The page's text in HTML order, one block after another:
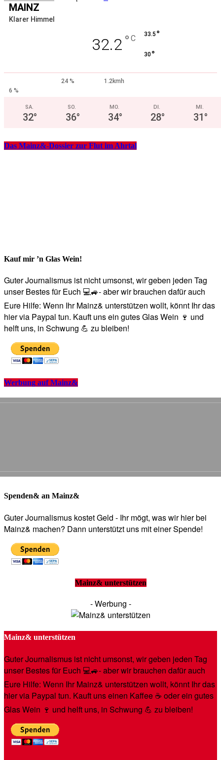
MAINZ
Klarer Himmel
32.2 ° C 33.5 °
30°
24 %
1.2kmh
6 %
SA.
32°
SO.
36°
MO.
34°
DI.
28°
MI.
31°
Das Mainz&-Dossier zur Flut im Ahrtal
Kauf mir ’n Glas Wein!
Guter Journalismus ist nicht umsonst, wir geben jeden Tag
unser Bestes für Euch 💻🚙- aber wir brauchen dafür auch
Eure Hilfe: Wenn Ihr Mainz& unterstützen wollt, könnt Ihr das
hier via Paypal tun. Kauft uns ein gutes Glas Wein 🍷 und
helft uns, in Schwung 💪 zu bleiben!
Werbung auf Mainz&
Spenden& an Mainz&
Guter Journalismus kostet Geld - Ihr mögt, was wir hier bei
Mainz& machen? Dann unterstützt uns mit einer Spende!
Mainz& unterstützen
- Werbung -
Mainz& unterstützen
Guter Journalismus ist nicht umsonst, wir geben jeden Tag
unser Bestes für Euch 💻🚙- aber wir brauchen dafür auch
Eure Hilfe: Wenn Ihr Mainz& unterstützen wollt, könnt Ihr das
hier via Paypal tun. Kauft uns einen Kaffee ☕️ oder ein gutes
Glas Wein 🍷 und helft uns, in Schwung 💪 zu bleiben!